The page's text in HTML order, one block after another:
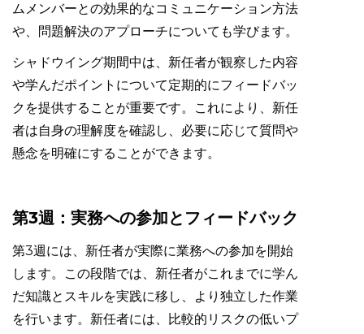
ムメンバーとの効果的なコミュニケーション方法
や、問題解決のアプローチについても学びます。
シャドウイング期間中は、新任者が観察した内容
や学んだポイントについて定期的にフィードバッ
クを提供することが重要です。これにより、新任
者は自身の理解度を確認し、必要に応じて質問や
懸念を明確にすることができます。
第3週：実務への参加とフィードバック
第3週には、新任者が実際に業務への参加を開始
します。この段階では、新任者がこれまでに学ん
だ知識とスキルを実践に移し、より独立した作業
を行います。新任者には、比較的リスクの低いプ